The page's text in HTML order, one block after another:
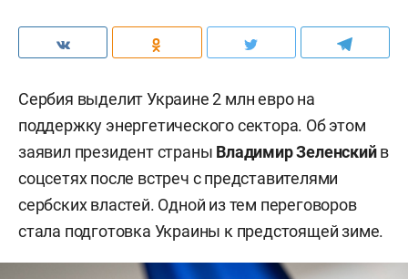
Сербия выделит Украине 2 млн евро на
поддержку энергетического сектора. Об этом
заявил президент страны Владимир Зеленскийв
соцсетях после встреч с представителями
сербских властей. Одной из тем переговоров
стала подготовка Украины к предстоящей зиме.